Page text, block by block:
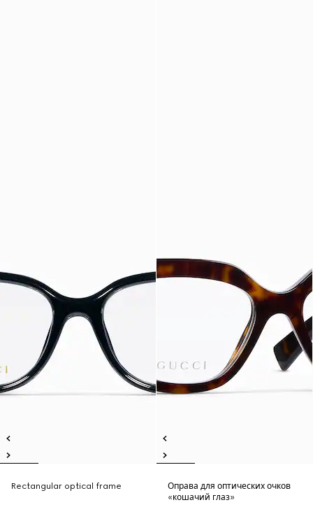
Rectangular optical frame
Оправа для оптических очков
«кошачий глаз»